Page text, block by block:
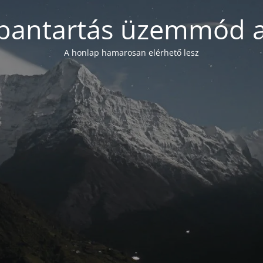
üzemmód
A honlap hamarosan elérhető lesz